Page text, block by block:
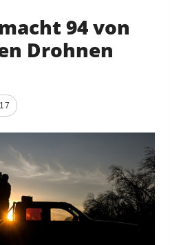
94 von
Drohnen